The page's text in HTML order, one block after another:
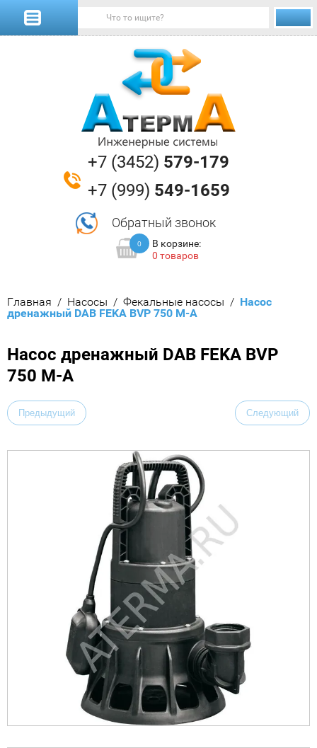
+7 (3452) 579-179
+7 (999) 549-1659
Обратный звонок
0
В корзине:
0 товаров
Главная / Насосы / Фекальные насосы /
  Насос
дренажный DAB FEKA BVP 750 M-A
Насос дренажный DAB FEKA BVP
750 M-A
Предыдущий Следующий